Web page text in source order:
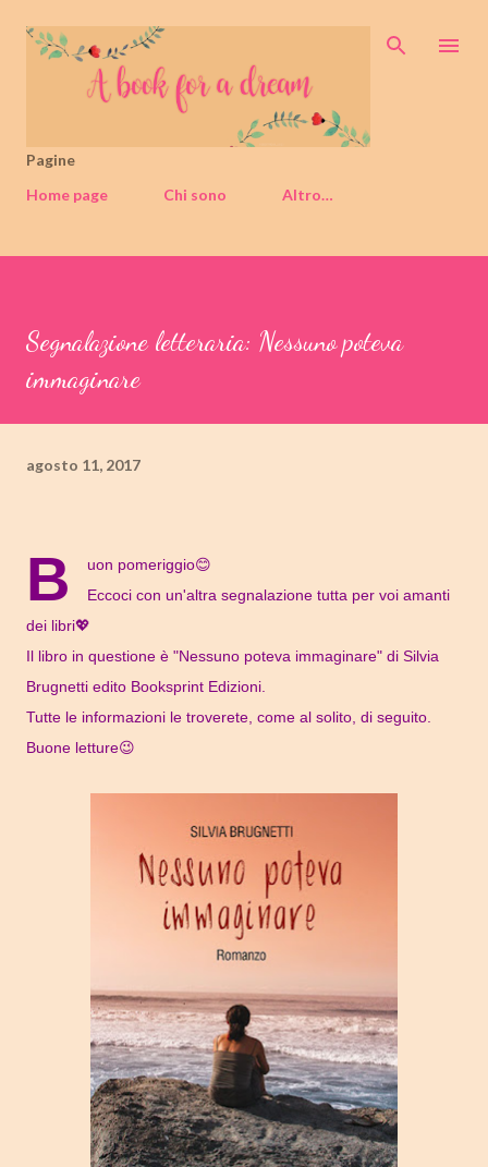
Passa ai contenuti principali
Pagine
Home page
Chi sono Altro…
Segnalazione letteraria: Nessuno poteva
immaginare
agosto 11, 2017
B
uon pomeriggio😊
Eccoci con un'altra segnalazione tutta per voi amanti
dei libri💖
Il libro in questione è "Nessuno poteva immaginare" di Silvia
Brugnetti edito Booksprint Edizioni.
Tutte le informazioni le troverete, come al solito, di seguito.
Buone letture😉